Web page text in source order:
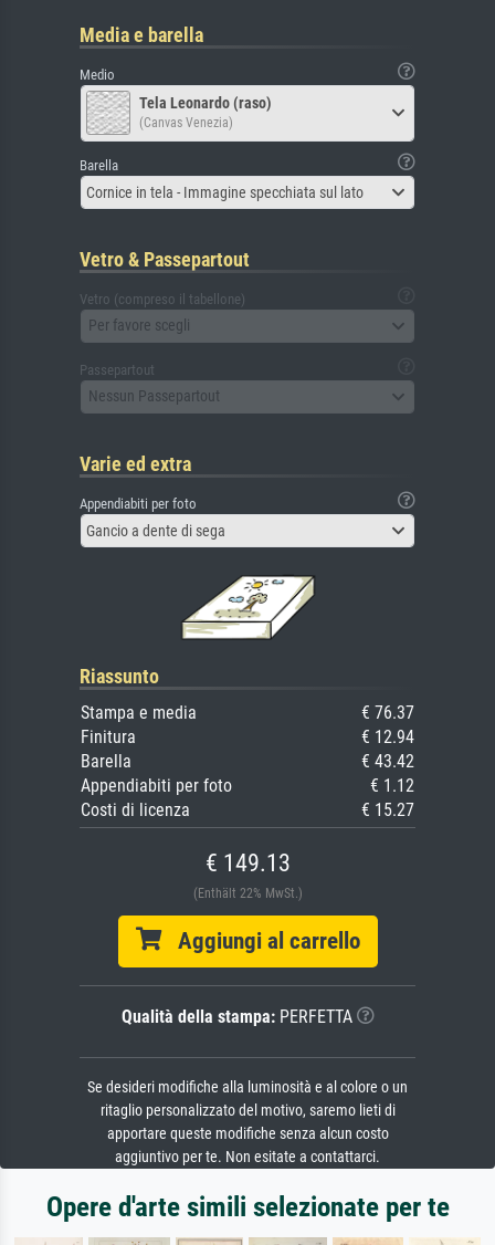
Media e barella
Medio
Tela Leonardo (raso)
(Canvas Venezia)
Barella
Cornice in tela - Immagine specchiata sul lato
Vetro & Passepartout
Vetro (compreso il tabellone)
Per favore scegli
Passepartout
Nessun Passepartout
Varie ed extra
Appendiabiti per foto
Gancio a dente di sega
Riassunto
Stampa e media
€ 76.37
Finitura
€ 12.94
Barella
€ 43.42
Appendiabiti per foto
€ 1.12
Costi di licenza
€ 15.27
€ 149.13
(Enthält 22% MwSt.)
Aggiungi al carrello
Qualità della stampa:PERFETTA
Se desideri modifiche alla luminosità e al colore o un
ritaglio personalizzato del motivo, saremo lieti di
apportare queste modifiche senza alcun costo
aggiuntivo per te. Non esitate a contattarci.
Opere d'arte simili selezionate per te